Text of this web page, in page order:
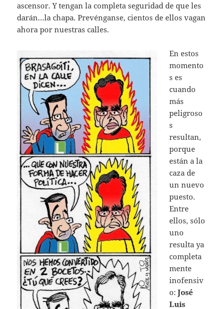
ascensor. Y tengan la completa seguridad de que les
darán…la chapa. Prevénganse, cientos de ellos vagan
ahora por nuestras calles.
En estos
momento
s es
cuando
más
peligroso
s
resultan,
porque
están a la
caza de
un nuevo
puesto.
Entre
ellos, sólo
uno
resulta ya
completa
mente
inofensiv
o:José
Luis